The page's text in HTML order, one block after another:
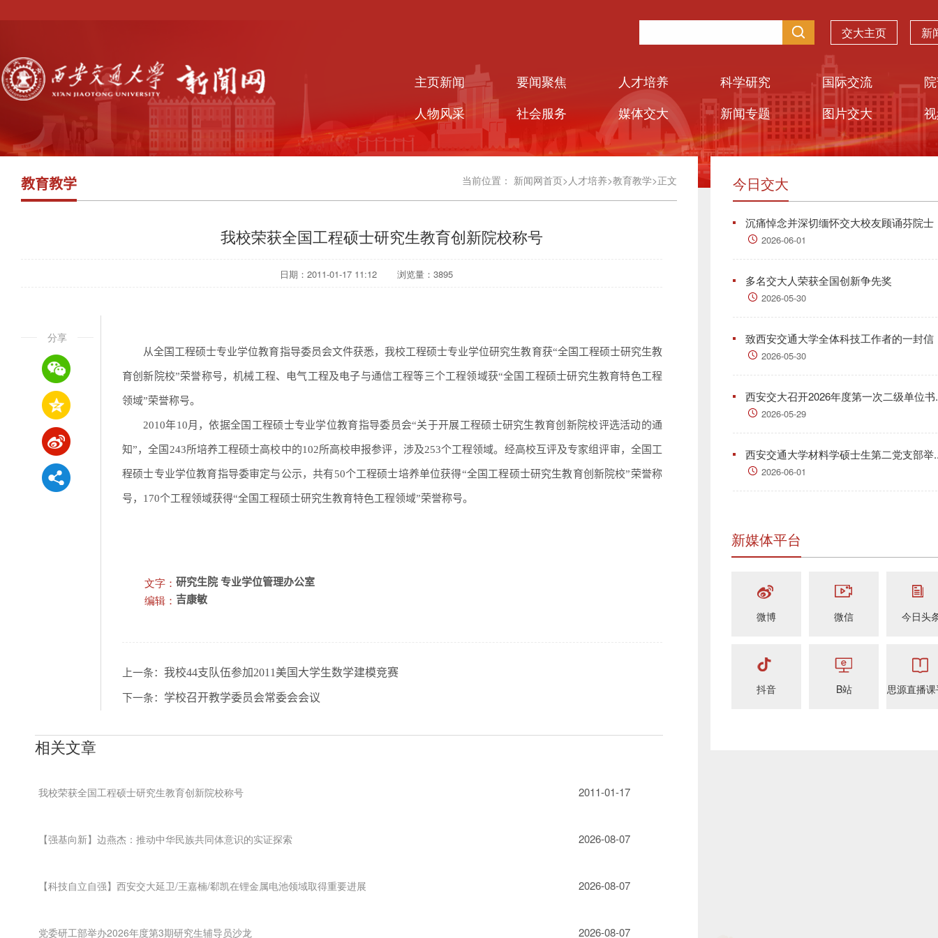
交大主页 新
主页新闻 要闻聚焦 人才培养 科学研究 国际交流
人物风采
社会服务 媒体交大 新闻专题 图片交大
当前位置： 新闻网首页>人才培养>教育教学>正文
教育教学
分享
我校荣获全国工程硕士研究生教育创新院校称号
日期：2011-01-17 11:12 浏览量： 3895
从全国工程硕士专业学位教育指导委员会文件获悉，我校工程硕士专业学位研究生教育获“全国工程硕士研究生教
育创新院校”荣誉称号，机械工程、电气工程及电子与通信工程等三个工程领域获“全国工程硕士研究生教育特色工程
领域”荣誉称号。
2010年10月，依据全国工程硕士专业学位教育指导委员会“关于开展工程硕士研究生教育创新院校评选活动的通
知”，全国243所培养工程硕士高校中的102所高校申报参评，涉及253个工程领域。经高校互评及专家组评审，全国工
程硕士专业学位教育指导委审定与公示，共有50个工程硕士培养单位获得“全国工程硕士研究生教育创新院校”荣誉称
号，170个工程领域获得“全国工程硕士研究生教育特色工程领域”荣誉称号。
文字： 研究生院 专业学位管理办公室
编辑： 吉康敏
上一条： 我校44支队伍参加2011美国大学生数学建模竞赛
下一条： 学校召开教学委员会常委会会议
相关文章
我校荣获全国工程硕士研究生教育创新院校称号 2011-01-17
【强基向新】边燕杰：推动中华民族共同体意识的实证探索 2026-08-07
【科技自立自强】西安交大延卫/王嘉楠/郗凯在锂金属电池领域取得重要进展 2026-08-07
党委研工部举办2026年度第3期研究生辅导员沙龙 2026-08-07
今日交大
沉痛悼念并深切缅怀交大校友顾诵芬院士
2026-06-01
多名交大人荣获全国创新争先奖
2026-05-30
致西安交通大学全体科技工作者的一封信
2026-05-30
西安交大召开2026年度第一次二级单位书
2026-05-29
西安交通大学材料学硕士生第二党支部举
2026-06-01
新媒体平台
微博 微信 今日头
抖音 B站 思源直播